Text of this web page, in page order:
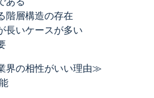
階層構造の存在
長いケースが多い
界の相性がいい理由≫